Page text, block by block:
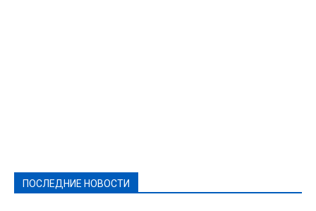
ПОСЛЕДНИЕ НОВОСТИ